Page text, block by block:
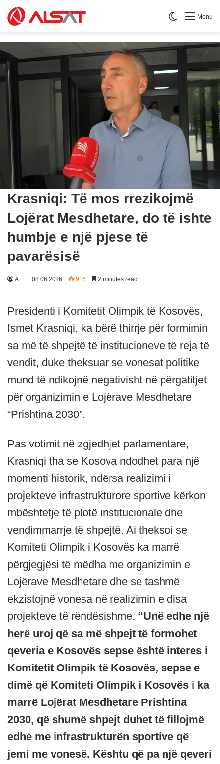
Menu
Switch skin
Krasniqi: Të mos rrezikojmë
Lojërat Mesdhetare, do të ishte
humbje e një pjese të
pavarësisë
A 08.06.2026 916 2 minutes read
Presidenti i Komitetit Olimpik të Kosovës,
Ismet Krasniqi, ka bërë thirrje për formimin
sa më të shpejtë të institucioneve të reja të
vendit, duke theksuar se vonesat politike
mund të ndikojnë negativisht në përgatitjet
për organizimin e Lojërave Mesdhetare
“Prishtina 2030”.
Pas votimit në zgjedhjet parlamentare,
Krasniqi tha se Kosova ndodhet para një
momenti historik, ndërsa realizimi i
projekteve infrastrukturore sportive kërkon
mbështetje të plotë institucionale dhe
vendimmarrje të shpejtë. Ai theksoi se
Komiteti Olimpik i Kosovës ka marrë
përgjegjësi të mëdha me organizimin e
Lojërave Mesdhetare dhe se tashmë
ekzistojnë vonesa në realizimin e disa
projekteve të rëndësishme. “Unë edhe një
herë uroj që sa më shpejt të formohet
qeveria e Kosovës sepse është interes i
Komitetit Olimpik të Kosovës, sepse e
dimë që Komiteti Olimpik i Kosovës i ka
marrë Lojërat Mesdhetare Prishtina
2030, që shumë shpejt duhet të fillojmë
edhe me infrastrukturën sportive që
jemi me vonesë. Kështu që pa një qeveri